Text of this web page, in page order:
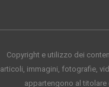
Copyright e utilizzo dei
articoli, immagini, fotografie,
appartengono al